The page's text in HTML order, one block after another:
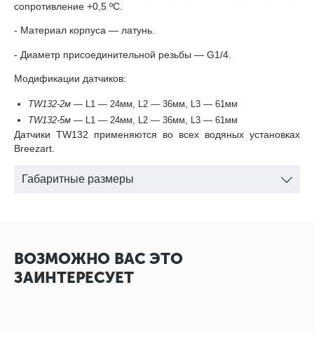
сопротивление +0,5 ºС.
- Материал корпуса — латунь.
- Диаметр присоединительной резьбы — G1/4.
Модификации датчиков:
TW132-2м — L1 — 24мм, L2 — 36мм, L3 — 61мм
TW132-5м — L1 — 24мм, L2 — 36мм, L3 — 61мм
Датчики TW132 применяются во всех водяных установках
Breezart.
Габаритные размеры
ВОЗМОЖНО ВАС ЭТО
ЗАИНТЕРЕСУЕТ